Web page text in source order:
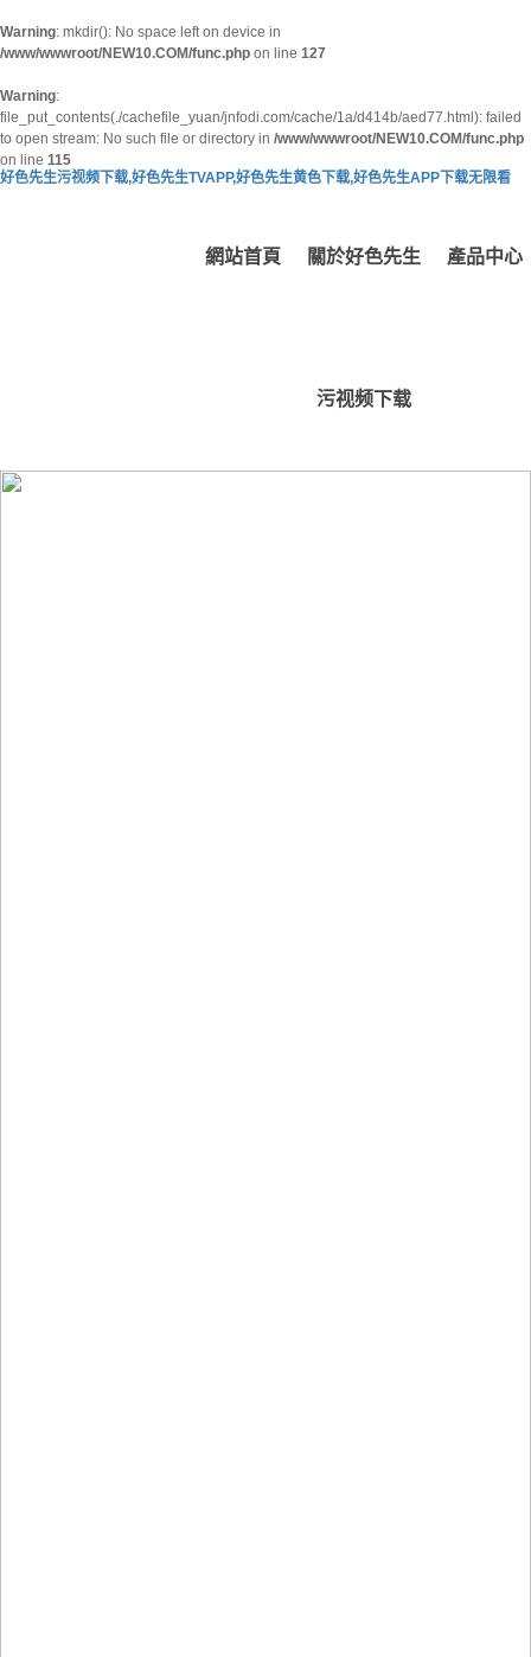
Warning: mkdir(): No space left on device in
/www/wwwroot/NEW10.COM/func.php on line 127
Warning:
file_put_contents(./cachefile_yuan/jnfodi.com/cache/1a/d414b/aed77.html): failed
to open stream: No such file or directory in /www/wwwroot/NEW10.COM/func.php
on line 115
好色先生污视频下载,好色先生TVAPP,好色先生黄色下载,好色先生APP下载无限看
網站首頁 關於好色先生
污视频下载
產品中心